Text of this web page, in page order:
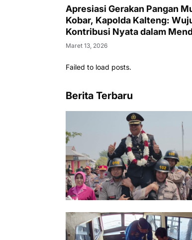
Apresiasi Gerakan Pangan
Kobar, Kapolda Kalteng:
Kontribusi Nyata dalam
Kesejahteraan Masyarakat
Maret 13, 2026
Failed to load posts.
Berita Terbaru